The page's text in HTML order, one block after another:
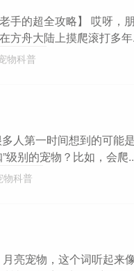
手的超全攻略】 哎呀，
方舟大陆上摸爬滚打多年
物科普
人第一时间想到的可能
级别的宠物？比如，会爬
物科普
亮宠物，这个词听起来